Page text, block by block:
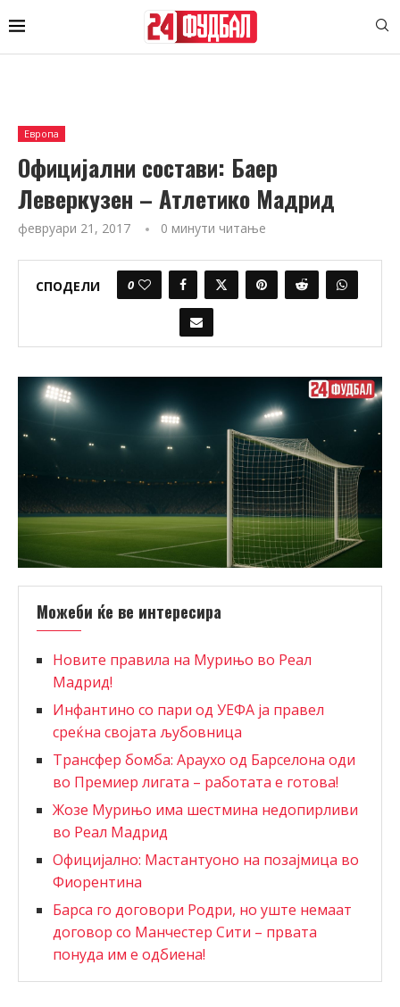
Европа
Официјални состави: Баер
Леверкузен – Атлетико Мадрид
февруари 21, 2017 0 минути читање
СПОДЕЛИ 0
Можеби ќе ве интересира
Новите правила на Мурињо во Реал
Мадрид!
Инфантино со пари од УЕФА ја правел
среќна својата љубовница
Трансфер бомба: Араухо од Барселона оди
во Премиер лигата – работата е готова!
Жозе Мурињо има шестмина недопирливи
во Реал Мадрид
Официјално: Мастантуоно на позајмица во
Фиорентина
Барса го договори Родри, но уште немаат
договор со Манчестер Сити – првата
понуда им е одбиена!